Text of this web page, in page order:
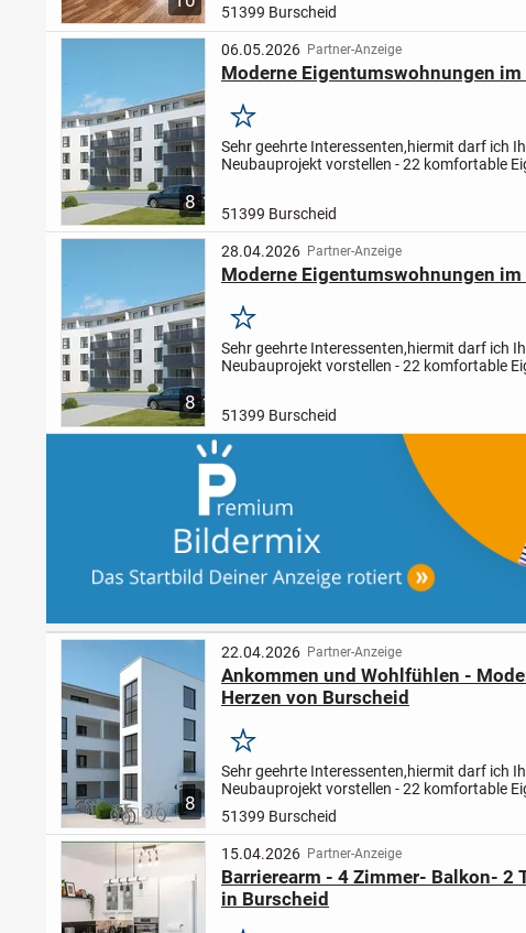
51399 Burscheid
8
06.05.2026 Partner-Anzeige
Moderne Eigentumswohnungen im
Merken
Sehr geehrte Interessenten,hiermit darf ich
Neubauprojekt vorstellen - 22 komfortable
51399 Burscheid
8
28.04.2026 Partner-Anzeige
Moderne Eigentumswohnungen im
Merken
Sehr geehrte Interessenten,hiermit darf ich
Neubauprojekt vorstellen - 22 komfortable
51399 Burscheid
8
22.04.2026 Partner-Anzeige
Ankommen und Wohlfühlen -
Herzen von Burscheid
Merken
Sehr geehrte Interessenten,hiermit darf ich
Neubauprojekt vorstellen - 22 komfortable
von Burscheid.
Das Neubauprojekt entsteht
51399 Burscheid
15.04.2026 Partner-Anzeige
Barrierearm - 4 Zimmer- Balkon- 2
in Burscheid